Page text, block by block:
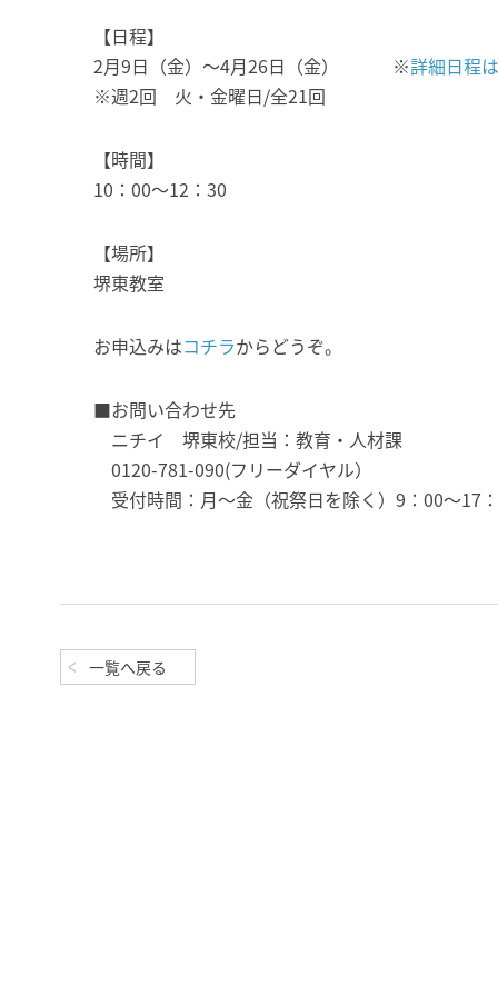
【日程】
2月9日（金）～4月26日（金） ※詳細日程
※週2回 火・金曜日/全21回
【時間】
10：00～12：30
【場所】
堺東教室
お申込みはコチラからどうぞ。
■お問い合わせ先
ニチイ 堺東校/担当：教育・人材課
0120-781-090(フリーダイヤル）
受付時間：月～金（祝祭日を除く）9：00～17
一覧へ戻る